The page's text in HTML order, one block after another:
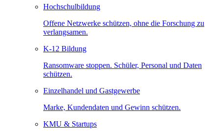
Hochschulbildung
Offene Netzwerke schützen, ohne die Forschung zu
verlangsamen.
K-12 Bildung
Ransomware stoppen. Schüler, Personal und Daten
schützen.
Einzelhandel und Gastgewerbe
Marke, Kundendaten und Gewinn schützen.
KMU & Startups